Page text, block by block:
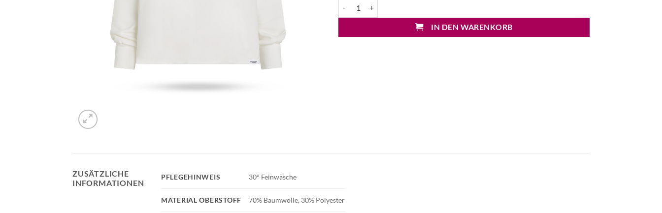
IN DEN WARENKORB
ZUSÄTZLICHE
INFORMATIONEN
PFLEGEHINWEIS 30° Feinwäsche
MATERIAL OBERSTOFF 70% Baumwolle, 30% Polyester